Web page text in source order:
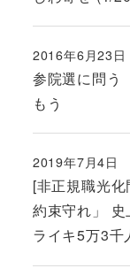
参院選に問
もう
投稿日
2016年6月23日
[非正規職光
約束守れ」
ライキ5万3千
投稿日
2019年7月4日